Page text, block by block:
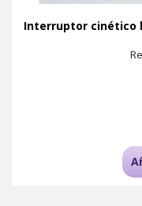
Interruptor cinético